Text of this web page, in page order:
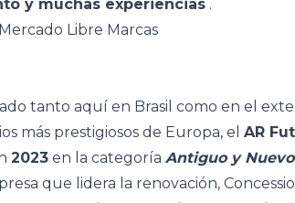
y muchas experiencias .
tanto aquí en Brasil como en el
más prestigiosos de Europa, el AR
2023 en la categoría Antiguo y Nuevo
que lidera la renovación,